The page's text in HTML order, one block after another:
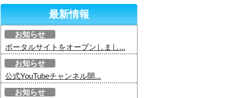
最新情報
お知らせ
ポータルサイトをオープンしまし...
お知らせ
公式YouTubeチャンネル開...
お知らせ